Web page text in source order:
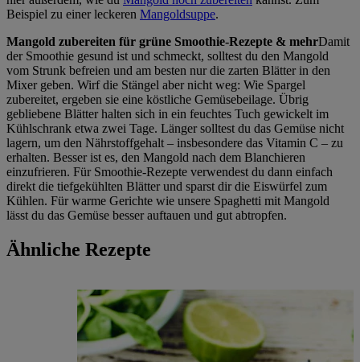
Beispiel zu einer leckeren Mangoldsuppe.
Mangold zubereiten für grüne Smoothie-Rezepte & mehrDamit
der Smoothie gesund ist und schmeckt, solltest du den Mangold
vom Strunk befreien und am besten nur die zarten Blätter in den
Mixer geben. Wirf die Stängel aber nicht weg: Wie Spargel
zubereitet, ergeben sie eine köstliche Gemüsebeilage. Übrig
gebliebene Blätter halten sich in ein feuchtes Tuch gewickelt im
Kühlschrank etwa zwei Tage. Länger solltest du das Gemüse nicht
lagern, um den Nährstoffgehalt – insbesondere das Vitamin C – zu
erhalten. Besser ist es, den Mangold nach dem Blanchieren
einzufrieren. Für Smoothie-Rezepte verwendest du dann einfach
direkt die tiefgekühlten Blätter und sparst dir die Eiswürfel zum
Kühlen. Für warme Gerichte wie unsere Spaghetti mit Mangold
lässt du das Gemüse besser auftauen und gut abtropfen.
Ähnliche Rezepte